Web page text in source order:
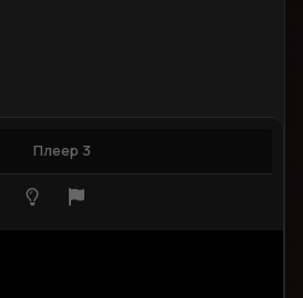
Плеер 3